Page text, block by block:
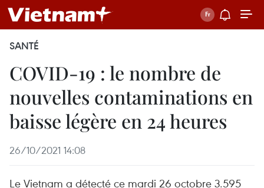
SANTÉ
COVID-19 : le nombre de
nouvelles contaminations en
baisse légère en 24 heures
26/10/2021 14:08
Le Vietnam a détecté ce mardi 26 octobre 3.595